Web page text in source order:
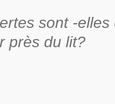
sont -
près du lit?